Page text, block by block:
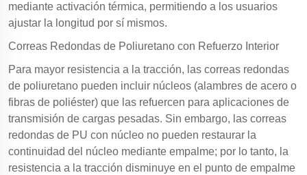
mediante activación térmica, permitiendo a los usuarios
ajustar la longitud por sí mismos.
Correas Redondas de Poliuretano con Refuerzo Interior
Para mayor resistencia a la tracción, las correas redondas
de poliuretano pueden incluir núcleos (alambres de acero o
fibras de poliéster) que las refuercen para aplicaciones de
transmisión de cargas pesadas. Sin embargo, las correas
redondas de PU con núcleo no pueden restaurar la
continuidad del núcleo mediante empalme; por lo tanto, la
resistencia a la tracción disminuye en el punto de empalme